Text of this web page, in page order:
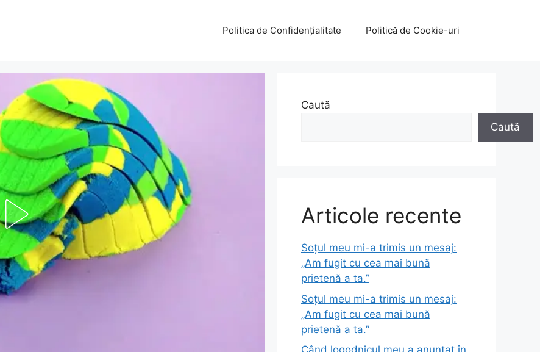
Politica de Confidențialitate Politică de Cookie-uri
Caută
Caută
Articole recente
Soțul meu mi-a trimis un mesaj:
„Am fugit cu cea mai bună
prietenă a ta.”
Soțul meu mi-a trimis un mesaj:
„Am fugit cu cea mai bună
prietenă a ta.”
Când logodnicul meu a anunțat în